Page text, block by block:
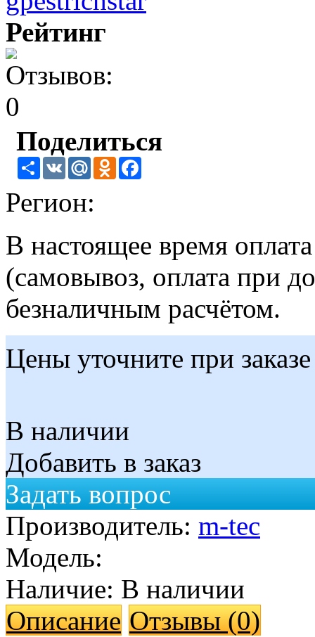
Рейтинг
Поделиться
Share VK Mail.RuOdnoklassniki
Регион:
В настоящее время
(самовывоз, оплата при
безналичным расчётом.
Цены уточните при заказе
В наличии
Добавить в заказ
Задать вопрос
Производитель: m-tec
Модель:
Наличие: В наличии
Описание Отзывы (0)